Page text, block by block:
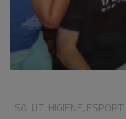
SALUT, HIGIENE,